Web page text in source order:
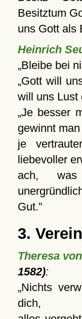
Besitztum
uns Gott als
Heinrich
Bleibe bei
Gott will
will uns Lust
Je besser
gewinnt
je
liebevoller
ach,
Gut.
3.
Theresa
1582):
Nichts
dich,